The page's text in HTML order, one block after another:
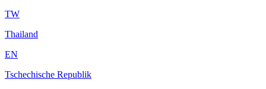
TW
Thailand
EN
Tschechische Republik